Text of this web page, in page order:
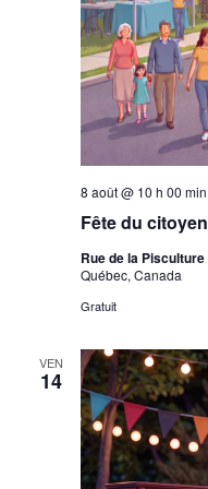
Fête du citoyen
8 août @ 10 h 00 min
Rue de la Pisculture
Québec, Canada
Gratuit
VEN
14